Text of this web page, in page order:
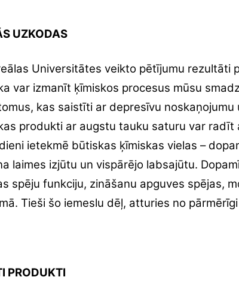
UZKODAS
Universitātes veikto pētījumu rezultāti
var izmanīt ķīmiskos procesus mūsu
kas saistīti ar depresīvu noskaņojumu
produkti ar augstu tauku saturu var radīt
ietekmē būtiskas ķīmiskas vielas –
laimes izjūtu un vispārējo labsajūtu.
spēju funkciju, zināšanu apguves spējas,
Tieši šo iemeslu dēļ, atturies no
PRODUKTI